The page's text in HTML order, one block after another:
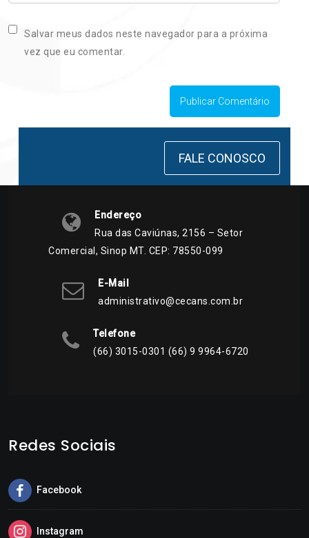
Salvar meus dados neste navegador para a próxima
vez que eu comentar.
FALE CONOSCO
Endereço
Rua das Caviúnas, 2156 – Setor
Comercial, Sinop MT. CEP: 78550-099
E-Mail
administrativo@cecans.com.br
Telefone
(66) 3015-0301 (66) 9 9964-6720
Redes Sociais
Facebook
Instagram